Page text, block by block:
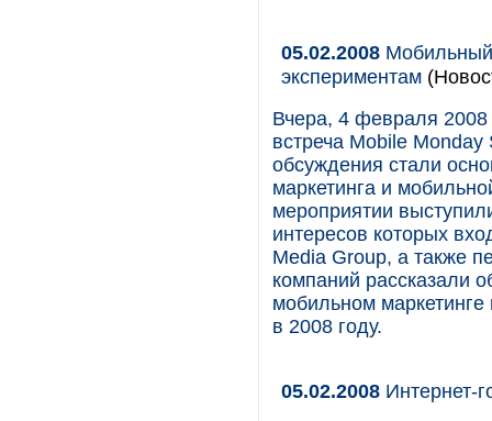
05.02.2008 Мобильный
экспериментам
Вчера, 4 февраля 2008
встреча Mobile
обсуждения стали
маркетинга и
мероприятии
интересов которых
Media Group, а также
компаний рассказали
мобильном маркетинге
в 2008 году.
05.02.2008 Интернет-